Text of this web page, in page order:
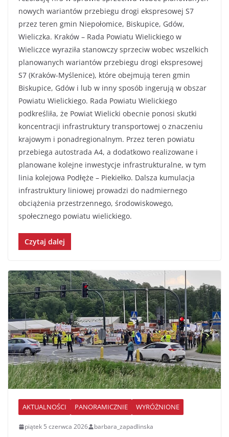
nowych wariantów przebiegu drogi ekspresowej S7
przez teren gmin Niepołomice, Biskupice, Gdów,
Wieliczka. Kraków – Rada Powiatu Wielickiego w
Wieliczce wyraziła stanowczy sprzeciw wobec wszelkich
planowanych wariantów przebiegu drogi ekspresowej
S7 (Kraków-Myślenice), które obejmują teren gmin
Biskupice, Gdów i lub w inny sposób ingerują w obszar
Powiatu Wielickiego. Rada Powiatu Wielickiego
podkreśliła, że Powiat Wielicki obecnie ponosi skutki
koncentracji infrastruktury transportowej o znaczeniu
krajowym i ponadregionalnym. Przez teren powiatu
przebiega autostrada A4, a dodatkowo realizowane i
planowane kolejne inwestycje infrastrukturalne, w tym
linia kolejowa Podłęże – Piekiełko. Dalsza kumulacja
infrastruktury liniowej prowadzi do nadmiernego
obciążenia przestrzennego, środowiskowego,
społecznego powiatu wielickiego.
Czytaj dalej
AKTUALNOŚCI PANORAMICZNIE WYRÓŻNIONE
piątek 5 czerwca 2026 barbara_zapadlinska